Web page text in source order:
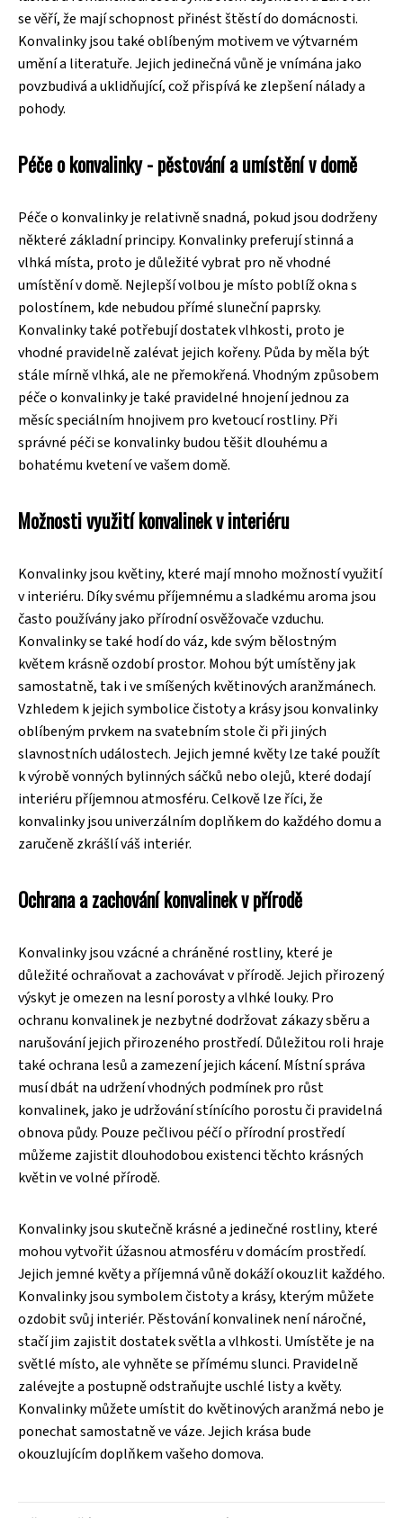
se věří, že mají schopnost přinést štěstí do domácnosti.
Konvalinky jsou také oblíbeným motivem ve výtvarném
umění a literatuře. Jejich jedinečná vůně je vnímána jako
povzbudivá a uklidňující, což přispívá ke zlepšení nálady a
pohody.
Péče o konvalinky - pěstování a umístění v domě
Péče o konvalinky je relativně snadná, pokud jsou dodrženy
některé základní principy. Konvalinky preferují stinná a
vlhká místa, proto je důležité vybrat pro ně vhodné
umístění v domě. Nejlepší volbou je místo poblíž okna s
polostínem, kde nebudou přímé sluneční paprsky.
Konvalinky také potřebují dostatek vlhkosti, proto je
vhodné pravidelně zalévat jejich kořeny. Půda by měla být
stále mírně vlhká, ale ne přemokřená. Vhodným způsobem
péče o konvalinky je také pravidelné hnojení jednou za
měsíc speciálním hnojivem pro kvetoucí rostliny. Při
správné péči se konvalinky budou těšit dlouhému a
bohatému kvetení ve vašem domě.
Možnosti využití konvalinek v interiéru
Konvalinky jsou květiny, které mají mnoho možností využití
v interiéru. Díky svému příjemnému a sladkému aroma jsou
často používány jako přírodní osvěžovače vzduchu.
Konvalinky se také hodí do váz, kde svým bělostným
květem krásně ozdobí prostor. Mohou být umístěny jak
samostatně, tak i ve smíšených květinových aranžmánech.
Vzhledem k jejich symbolice čistoty a krásy jsou konvalinky
oblíbeným prvkem na svatebním stole či při jiných
slavnostních událostech. Jejich jemné květy lze také použít
k výrobě vonných bylinných sáčků nebo olejů, které dodají
interiéru příjemnou atmosféru. Celkově lze říci, že
konvalinky jsou univerzálním doplňkem do každého domu a
zaručeně zkrášlí váš interiér.
Ochrana a zachování konvalinek v přírodě
Konvalinky jsou vzácné a chráněné rostliny, které je
důležité ochraňovat a zachovávat v přírodě. Jejich přirozený
výskyt je omezen na lesní porosty a vlhké louky. Pro
ochranu konvalinek je nezbytné dodržovat zákazy sběru a
narušování jejich přirozeného prostředí. Důležitou roli hraje
také ochrana lesů a zamezení jejich kácení. Místní správa
musí dbát na udržení vhodných podmínek pro růst
konvalinek, jako je udržování stínícího porostu či pravidelná
obnova půdy. Pouze pečlivou péčí o přírodní prostředí
můžeme zajistit dlouhodobou existenci těchto krásných
květin ve volné přírodě.
Konvalinky jsou skutečně krásné a jedinečné rostliny, které
mohou vytvořit úžasnou atmosféru v domácím prostředí.
Jejich jemné květy a příjemná vůně dokáží okouzlit každého.
Konvalinky jsou symbolem čistoty a krásy, kterým můžete
ozdobit svůj interiér. Pěstování konvalinek není náročné,
stačí jim zajistit dostatek světla a vlhkosti. Umístěte je na
světlé místo, ale vyhněte se přímému slunci. Pravidelně
zalévejte a postupně odstraňujte uschlé listy a květy.
Konvalinky můžete umístit do květinových aranžmá nebo je
ponechat samostatně ve váze. Jejich krása bude
okouzlujícím doplňkem vašeho domova.